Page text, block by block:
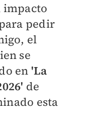
impacto
pedir
el
se
en 'La
de
esta